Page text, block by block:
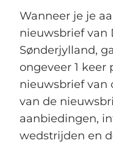
Wanneer je je
nieuwsbrief van
Sønderjylland,
ongeveer 1 keer
nieuwsbrief van
van de
aanbiedingen,
wedstrijden en